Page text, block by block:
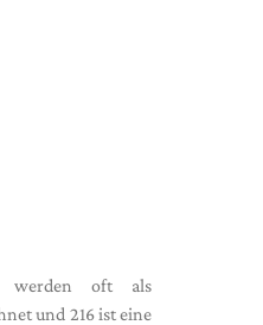
werden oft als
und 216 ist eine